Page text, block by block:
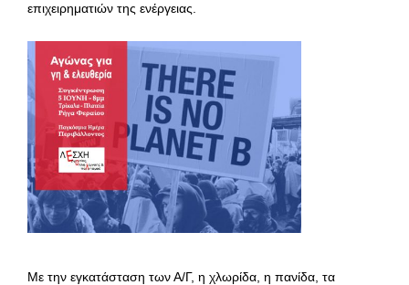
επιχειρηματιών της ενέργειας.
Με την εγκατάσταση των Α/Γ, η χλωρίδα, η πανίδα, τα